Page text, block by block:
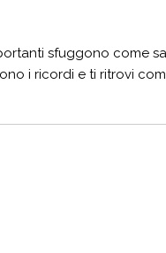
sfuggono come
i ricordi e ti ritrovi